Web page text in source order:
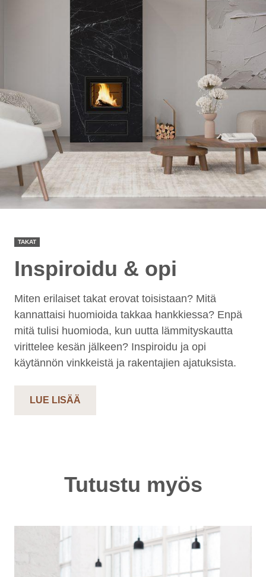
TAKAT
Inspiroidu & opi
Miten erilaiset takat erovat toisistaan? Mitä
kannattaisi huomioida takkaa hankkiessa? Enpä
mitä tulisi huomioda, kun uutta lämmityskautta
virittelee kesän jälkeen? Inspiroidu ja opi
käytännön vinkkeistä ja rakentajien ajatuksista.
LUE LISÄÄ
Tutustu myös